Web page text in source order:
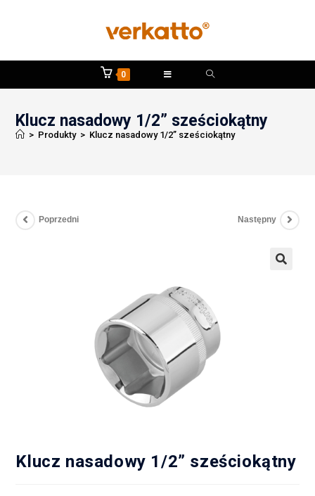
0
Klucz nasadowy 1/2” sześciokątny
> Produkty > Klucz nasadowy 1/2” sześciokątny
Poprzedni Następny
Klucz nasadowy 1/2” sześciokątny